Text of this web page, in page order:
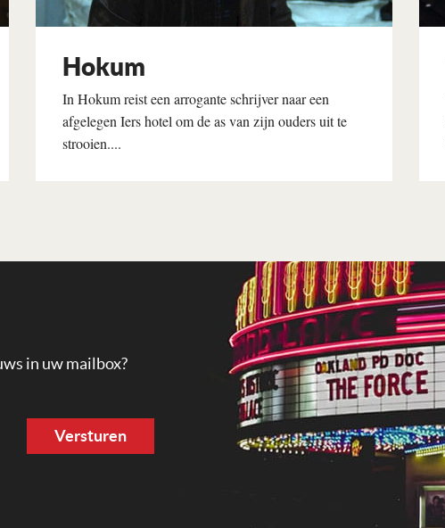
Hokum
In Hokum reist een arrogante schrijver naar een
afgelegen Iers hotel om de as van zijn ouders uit te
strooien....
in uw mailbox?